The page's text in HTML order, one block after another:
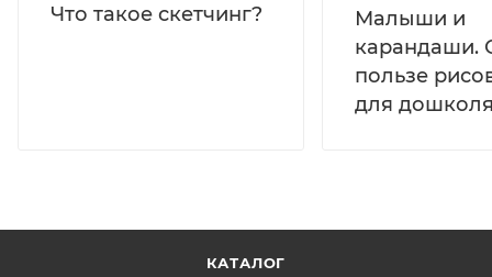
Что такое скетчинг?
Малыши и
карандаши.
пользе
для
КАТАЛОГ